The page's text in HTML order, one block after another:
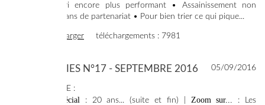
centre de tri encore plus performant • Assainissement non
collectif : 10 ans de partenariat • Pour bien trier ce qui pique...
télécharger téléchargements : 7981
05/09/2016
SYNERGIES N°17 - SEPTEMBRE 2016
SOMMAIRE :
Dossier spécial: 20 ans... (suite et fin) | Zoom sur...
: Les